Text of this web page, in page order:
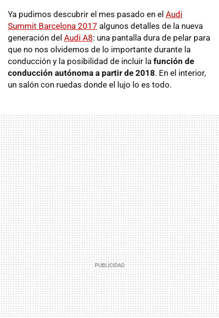
Ya pudimos descubrir el mes pasado en el Audi
Summit Barcelona 2017 algunos detalles de la nueva
generación del Audi A8: una pantalla dura de pelar para
que no nos olvidemos de lo importante durante la
conducción y la posibilidad de incluir la función de
conducción autónoma a partir de 2018. En el interior,
un salón con ruedas donde el lujo lo es todo.